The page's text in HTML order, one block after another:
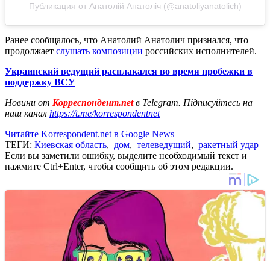
Публикация от Анатолій Анатоліч (@anatoliyanatolich)
Ранее сообщалось, что Анатолий Анатолич признался, что
продолжает слушать композиции российских исполнителей.
Украинский ведущий расплакался во время пробежки в
поддержку ВСУ
Новини от Корреспондент.netв Telegram. Підписуйтесь на
наш канал https://t.me/korrespondentnet
Читайте Korrespondent.net в Google News
ТЕГИ: Киевская область, дом, телеведущий, ракетный удар
Если вы заметили ошибку, выделите необходимый текст и
нажмите Ctrl+Enter, чтобы сообщить об этом редакции.